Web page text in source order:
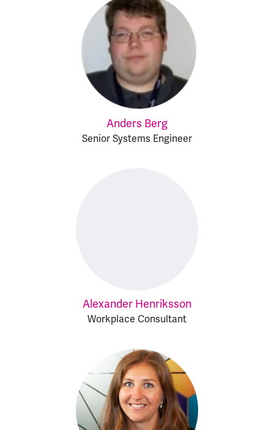
Anders Berg
Senior Systems Engineer
Alexander Henriksson
Workplace Consultant